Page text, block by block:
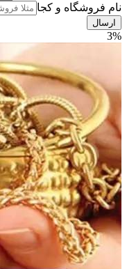
نام فروشگاه و کجا
3%